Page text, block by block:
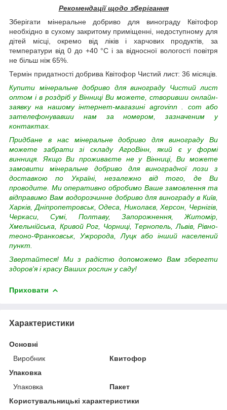
Рекомендації щодо зберігання
Зберігати мінеральне добриво для винограду Квітофор
необхідно в сухому закритому приміщенні, недоступному для
дітей місці, окремо від ліків і харчових продуктів, за
температури від 0 до +40 °C і за відносної вологості повітря
не більш ніж 65%.
Термін придатності добрива Квітофор Чистий лист: 36 місяців.
Купити мінеральне добриво для винограду Чистий лист
оптом і в роздріб у Вінниці Ви можете, створивши онлайн-
заявку на нашому інтернет-магазині agrovinn com або
зателефонувавши нам за номером, зазначеним у
контактах.
Придбане в нас мінеральне добриво для винограду Ви
можете забрати зі складу АгроВінн, який є у формі
винниця. Якщо Ви проживаєте не у Вінниці, Ви можете
замовити мінеральне добриво для виноградної лози з
доставкою по Україні, незалежно від того, де Ви
проводите. Ми оперативно обробимо Ваше замовлення та
відправимо Вам водорозчинне добриво для винограду в Київ,
Харків, Дніпропетровськ, Одеса, Николаєв, Херсон, Чернігів,
Черкаси, Сумі, Полтаву, Запорожнення, Житомір,
Хмельнійська, Кривой Рог, Чорниці, Тернопель, Львів, Рівно-
теоно-Франковськ, Ужророда, Луцк або інший населений
пункт.
Звертайтеся! Ми з радістю допоможемо Вам зберегти
здоров'я і красу Ваших рослин у саду!
Приховати
Характеристики
Основні
Виробник
Квитофор
Упаковка
Упаковка
Пакет
Користувальницькі характеристики